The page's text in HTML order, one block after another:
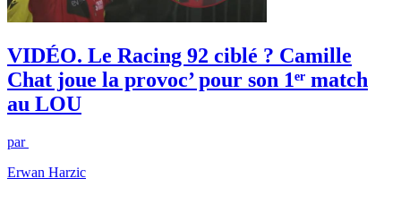
VIDÉO. Le Racing 92 ciblé ? Camille
Chat joue la provoc’ pour son 1ᵉʳ match
au LOU
par
Erwan Harzic